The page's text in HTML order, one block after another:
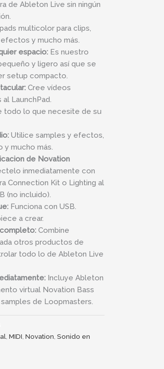
de Ableton Live sin ningún
multicolor para clips,
y mucho más.
espacio: Es nuestro
y ligero así que se
setup compacto.
Cree vídeos
LaunchPad.
todo lo que necesite de su
Utilice samples y efectos,
y mucho más.
de Novation
inmediatamente con
Connection Kit o Lighting al
(no incluido).
Funciona con USB.
a crear.
Combine
otros productos de
todo lo de Ableton Live
Incluye Ableton
virtual Novation Bass
de Loopmasters.
,MIDI,Novation,Sonido en